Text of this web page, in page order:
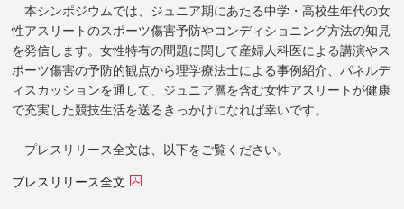
本シンポジウムでは、ジュニア期にあたる中学・高校生年代の女
性アスリートのスポーツ傷害予防やコンディショニング方法の知見
を発信します。女性特有の問題に関して産婦人科医による講演やス
ポーツ傷害の予防的観点から理学療法士による事例紹介、パネルデ
ィスカッションを通して、ジュニア層を含む女性アスリートが健康
で充実した競技生活を送るきっかけになれば幸いです。
プレスリリース全文は、以下をご覧ください。
プレスリリース全文